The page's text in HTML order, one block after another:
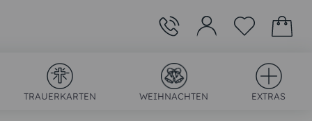
TRAUERKARTEN WEIHNACHTEN EXTRAS